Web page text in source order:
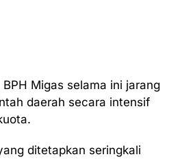
Migas selama ini jarang
daerah secara intensif
ditetapkan seringkali